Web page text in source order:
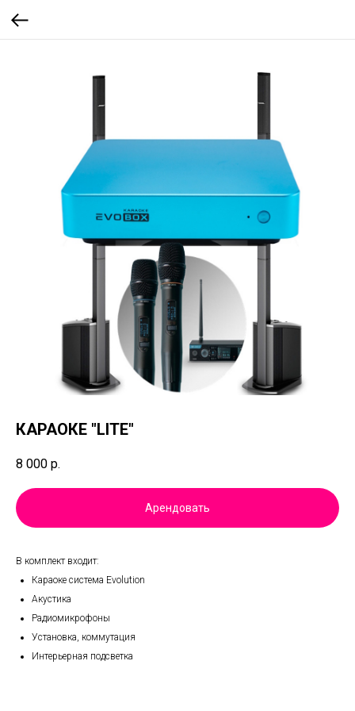
КАРАОКЕ "LITE"
8 000 р.
Арендовать
B кoмплeкт входит:
Караоке система Evolution
Акустика
Радиомикрофоны
Установка, коммутация
Интерьерная подсветка